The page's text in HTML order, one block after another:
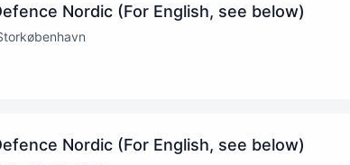
Nordic (For English, see below)
Nordic (For English, see below)